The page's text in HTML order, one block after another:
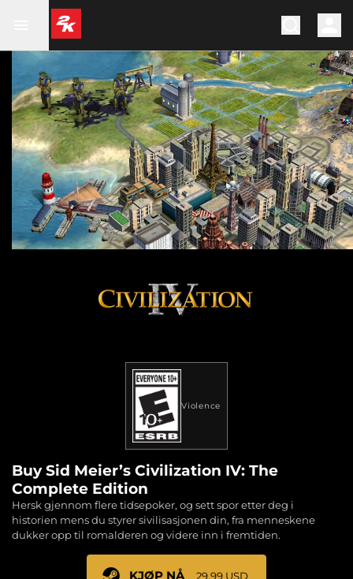
Violence
Buy Sid Meier’s Civilization IV: The
Complete Edition
Hersk gjennom flere tidsepoker, og sett spor etter deg i
historien mens du styrer sivilisasjonen din, fra menneskene
dukker opp til romalderen og videre inn i fremtiden.
KJØP NÅ 29,99 USD